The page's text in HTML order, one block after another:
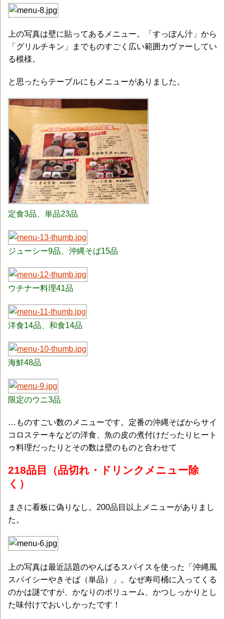
上の写真は壁に貼ってあるメニュー。「すっぽん汁」から
「グリルチキン」までものすごく広い範囲カヴァーしてい
る模様。
と思ったらテーブルにもメニューがありました。
定食3品、単品23品
ジューシー9品、沖縄そば15品
ウチナー料理41品
洋食14品、和食14品
海鮮48品
限定のウニ3品
…ものすごい数のメニューです。定番の沖縄そばからサイ
コロステーキなどの洋食、魚の皮の煮付けだったりヒート
ゥ料理だったりとその数は壁のものと合わせて
218品目（品切れ・ドリンクメニュー除
く）
まさに看板に偽りなし。200品目以上メニューがありまし
た。
上の写真は最近話題のやんばるスパイスを使った「沖縄風
スパイシーやきそば（単品）」。なぜ寿司桶に入ってくる
のかは謎ですが、かなりのボリューム、かつしっかりとし
た味付けでおいしかったです！